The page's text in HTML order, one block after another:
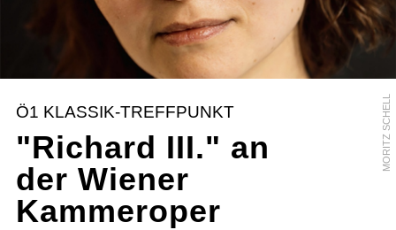
MORITZ SCHELL
Ö1 KLASSIK-TREFFPUNKT
"Richard III." an
der Wiener
Kammeroper